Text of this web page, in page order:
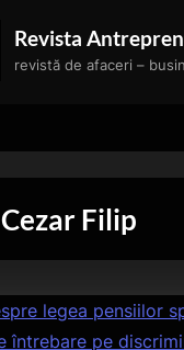
Revista
revistă de afaceri –
Cezar Filip